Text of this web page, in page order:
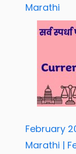
Marathi
February
Marathi |